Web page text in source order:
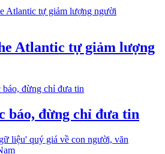
Atlantic tự giảm lượng
báo, đừng chỉ đưa tin